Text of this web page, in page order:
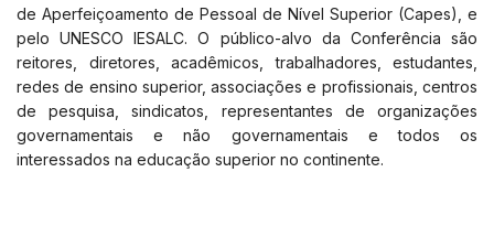
de Aperfeiçoamento de Pessoal de Nível Superior (Capes), e
pelo UNESCO IESALC. O público-alvo da Conferência são
reitores, diretores, acadêmicos, trabalhadores, estudantes,
redes de ensino superior, associações e profissionais, centros
de pesquisa, sindicatos, representantes de organizações
governamentais e não governamentais e todos os
interessados na educação superior no continente.